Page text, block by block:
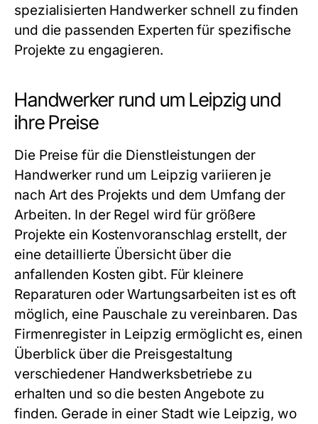
spezialisierten Handwerker schnell zu finden
und die passenden Experten für spezifische
Projekte zu engagieren.
Handwerker rund um Leipzig und
ihre Preise
Die Preise für die Dienstleistungen der
Handwerker rund um Leipzig variieren je
nach Art des Projekts und dem Umfang der
Arbeiten. In der Regel wird für größere
Projekte ein Kostenvoranschlag erstellt, der
eine detaillierte Übersicht über die
anfallenden Kosten gibt. Für kleinere
Reparaturen oder Wartungsarbeiten ist es oft
möglich, eine Pauschale zu vereinbaren. Das
Firmenregister in Leipzig ermöglicht es, einen
Überblick über die Preisgestaltung
verschiedener Handwerksbetriebe zu
erhalten und so die besten Angebote zu
finden. Gerade in einer Stadt wie Leipzig, wo